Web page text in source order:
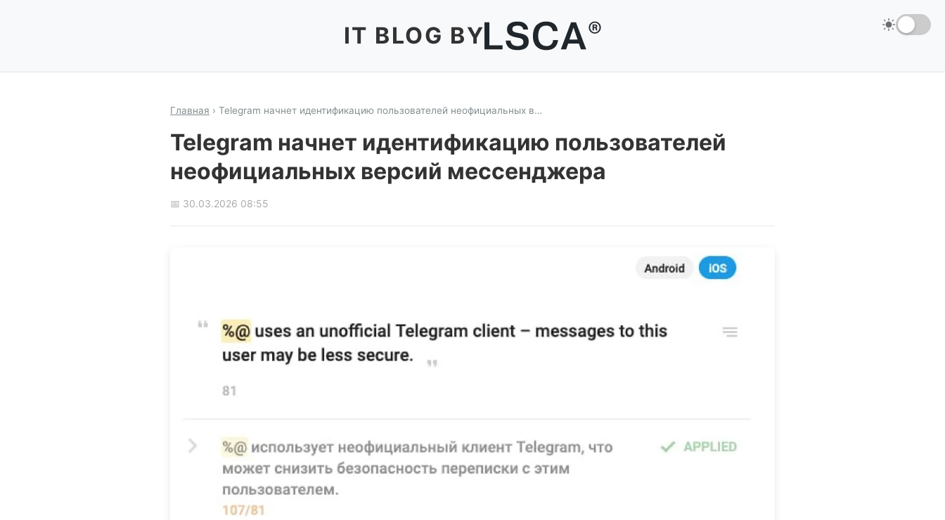
IT BLOG BY
Главная › Telegram начнет идентификацию пользователей неофициальных в…
Telegram начнет идентификацию пользователей
неофициальных версий мессенджера
📅 30.03.2026 08:55